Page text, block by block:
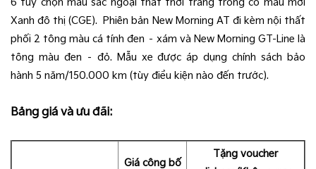
Xanh đô thị (CGE)​. Phiên bản New Morning AT đi kèm nội thất
phối 2 tông màu cá tính đen – xám và New Morning GT-Line là
tông màu đen – đỏ. Mẫu xe được áp dụng chính sách bảo
hành 5 năm/150.000 km (tùy điều kiện nào đến trước).
Bảng giá và ưu đãi:
Giá công bố
Tặng voucher